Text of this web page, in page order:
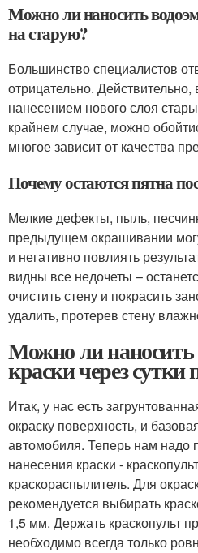
Можно ли наносить
на старую?
Большинство специалистов
отрицательно.
нанесением нового слоя
крайнем случае, можно
многое зависит от качества
Почему остаются пятна
Мелкие дефекты, пыль,
предыдущем окрашивании
и негативно повлиять
видны все недочеты –
очистить стену и покрасить
удалить, протерев стену
Можно ли наносить
краски через сутки
Итак, у нас есть
окраску поверхность, и
автомобиля. Теперь нам надо
нанесения краски -
краскораспылитель. Для
рекомендуется выбирать
1,5 мм. Держать краскопульт
необходимо всегда только